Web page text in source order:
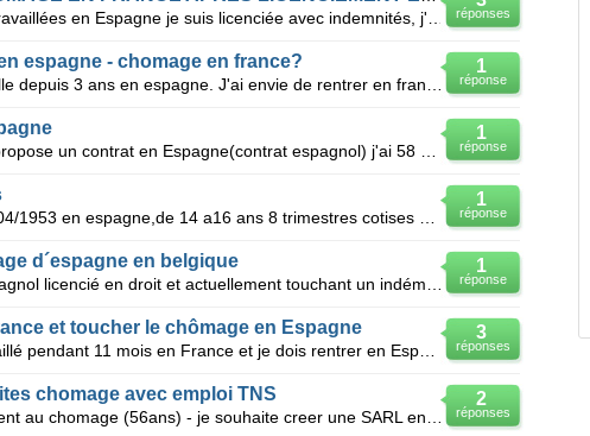
réponses
1
réponse
espagne - chomage en france?
1
réponse
1
réponse
1
réponse
d´espagne en belgique
3
réponses
et toucher le chômage en Espagne
Bonjour; J'ai travaillé pendant 11 mois en France et je dois rentrer en Espagne où j'habite, est-ce
2
réponses
chomage avec emploi TNS